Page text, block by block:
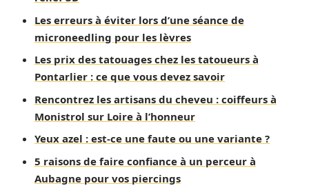
Les erreurs à éviter lors d’une séance de
microneedling pour les lèvres
Les prix des tatouages chez les tatoueurs à
Pontarlier : ce que vous devez savoir
Rencontrez les artisans du cheveu : coiffeurs à
Monistrol sur Loire à l’honneur
Yeux azel : est-ce une faute ou une variante ?
5 raisons de faire confiance à un perceur à
Aubagne pour vos piercings